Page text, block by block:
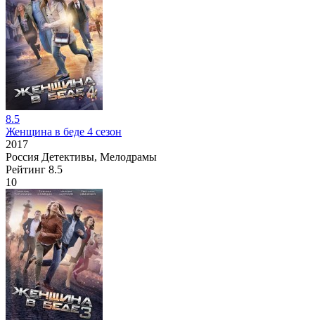
8.5
Женщина в беде 4 сезон
2017
Россия Детективы, Мелодрамы
Рейтинг 8.5
10